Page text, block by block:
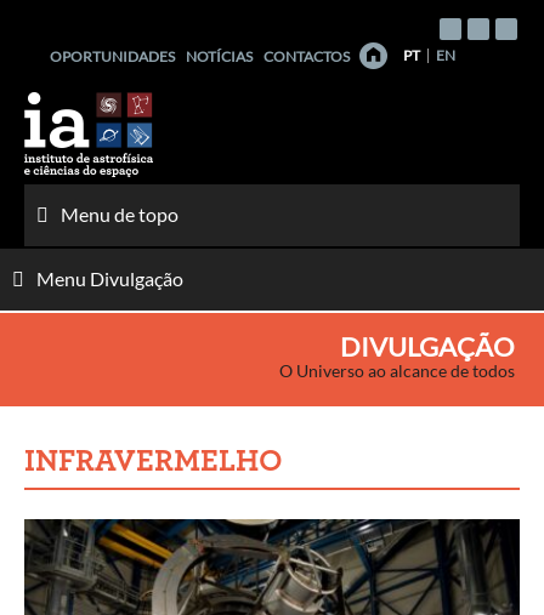
conteúdo
OPORTUNIDADES NOTÍCIAS CONTACTOS PT EN
Menu de topo
Menu Divulgação
DIVULGAÇÃO
O Universo ao alcance de todos
INFRAVERMELHO